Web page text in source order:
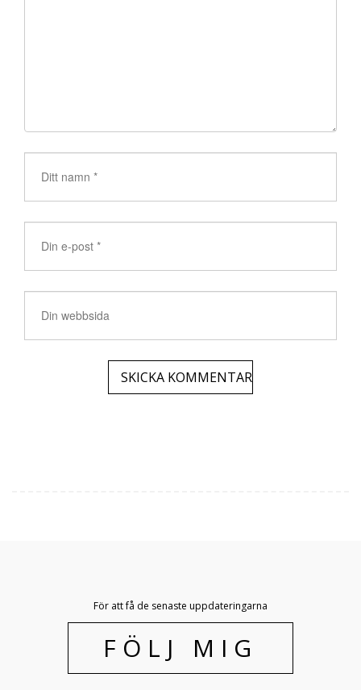
För att få de senaste uppdateringarna
FÖLJ MIG